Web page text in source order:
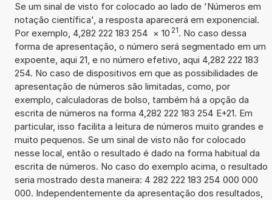
Se um sinal de visto for colocado ao lado de 'Números em
notação científica', a resposta aparecerá em exponencial.
Por exemplo, 4,282 222 183 254 × 10 21. No caso dessa
forma de apresentação, o número será segmentado em um
expoente, aqui 21, e no número efetivo, aqui 4,282 222 183
254. No caso de dispositivos em que as possibilidades de
apresentação de números são limitadas, como, por
exemplo, calculadoras de bolso, também há a opção da
escrita de números na forma 4,282 222 183 254 E+21. Em
particular, isso facilita a leitura de números muito grandes e
muito pequenos. Se um sinal de visto não for colocado
nesse local, então o resultado é dado na forma habitual da
escrita de números. No caso do exemplo acima, o resultado
seria mostrado desta maneira: 4 282 222 183 254 000 000
000. Independentemente da apresentação dos resultados,